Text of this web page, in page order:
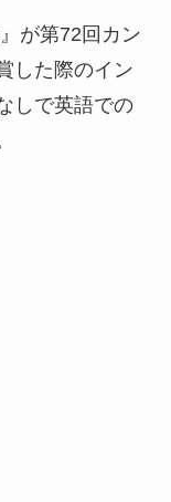
が第72回カン
した際のイン
しで英語での